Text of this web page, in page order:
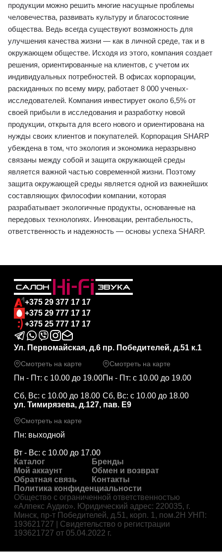
продукции можно решить многие насущные проблемы
человечества, развивать культуру и благосостояние
общества. Ведь всегда существуют возможность для
улучшения качества жизни ― как в личной среде, так и в
окружающем обществе. Исходя из этого, компания создает
решения, ориентированные на клиентов, с учетом их
индивидуальных потребностей. В офисах корпорации,
раскиданных по всему миру, работает 8 000 ученых-
исследователей. Компания инвестирует около 6,5% от
своей прибыли в исследования и разработку новой
продукции, открыта для всего нового и ориентирована на
нужды своих клиентов и покупателей. Корпорация SHARP
убеждена в том, что экология и экономика неразрывно
связаны между собой и защита окружающей среды
является важной частью современной жизни. Поэтому
защита окружающей среды является одной из важнейших
составляющих философии компании, которая
разрабатывает экологичные продукты, основанные на
передовых технологиях. Инновации, рентабельность,
ответственность и надежность ― основы успеха SHARP.
+375 29 377 17 17
+375 29 777 17 17
+375 25 777 17 17
Ул. Первомайская, д.6
Смотреть на карте
Пн - Пт: с 10.00 до 19.00
Сб, Вс: с 10.00 до 18.00
пр. Победителей, д.51 к.1
Смотреть на карте
Пн - Пт: с 10.00 до 19.00
Сб, Вс: с 10.00 до 18.00
ул. Тимирязева, д.127, пав. Е9
Смотреть на карте
Пн: выходной
Вт - Вс: с 10.00 до 17.00
Каталог
Бренды
Мой аккаунт
Обмен и возврат
Обратная связь
Контакты
Политика конфиденциальности
Общество с ограниченной ответственностью
«Алпекс Аудио». Юридический адрес: 220035, г.
Минск, пр-т Победителей, д.51, корп. 1, пом.2Н УНП:
193621727 | Свидетельство о регистрации
193621727 от 05.04.2022 г.